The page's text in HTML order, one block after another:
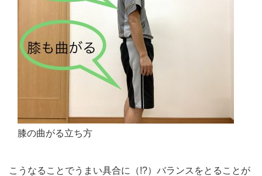
膝の曲がる立ち方
こうなることでうまい具合に（!?）バランスをとることが